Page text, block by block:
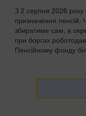
З 2 серпня 2026 року
призначення пенсій.
збиратиме сам, а
при боргах
Пенсійному фонду